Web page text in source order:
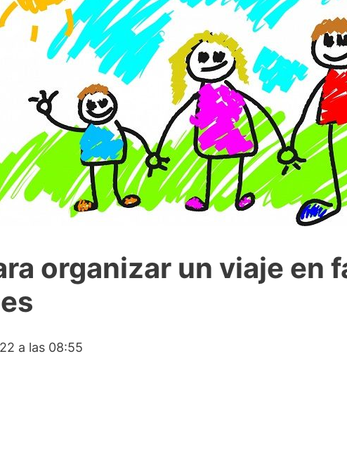
organizar un viaje en
a las 08:55